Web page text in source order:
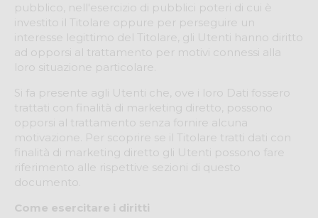
pubblico, nell'esercizio di pubblici poteri di cui è
investito il Titolare oppure per perseguire un
interesse legittimo del Titolare, gli Utenti hanno diritto
ad opporsi al trattamento per motivi connessi alla
loro situazione particolare.
Si fa presente agli Utenti che, ove i loro Dati fossero
trattati con finalità di marketing diretto, possono
opporsi al trattamento senza fornire alcuna
motivazione. Per scoprire se il Titolare tratti dati con
finalità di marketing diretto gli Utenti possono fare
riferimento alle rispettive sezioni di questo
documento.
Come esercitare i diritti